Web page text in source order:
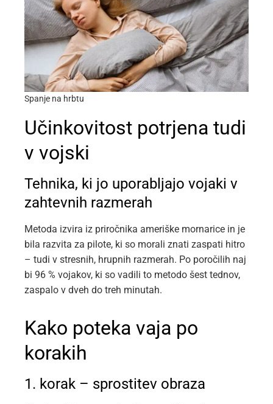
Spanje na hrbtu
Učinkovitost potrjena tudi
v vojski
Tehnika, ki jo uporabljajo vojaki v
zahtevnih razmerah
Metoda izvira iz priročnika ameriške mornarice in je
bila razvita za pilote, ki so morali znati zaspati hitro
– tudi v stresnih, hrupnih razmerah. Po poročilih naj
bi 96 % vojakov, ki so vadili to metodo šest tednov,
zaspalo v dveh do treh minutah.
Kako poteka vaja po
korakih
1. korak – sprostitev obraza